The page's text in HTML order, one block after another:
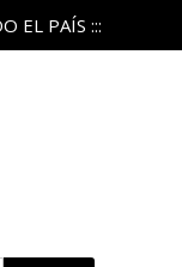
EL PAÍS :::